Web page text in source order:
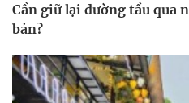
Cần giữ lại đường tầu qua
bản?